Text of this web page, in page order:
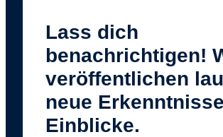
Lass dich
benachrichtigen!
veröffentlichen
neue
Einblicke.